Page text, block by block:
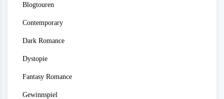
Blogtouren
Contemporary
Dark Romance
Dystopie
Fantasy Romance
Gewinnspiel